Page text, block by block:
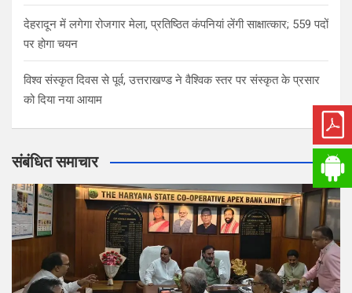
देहरादून में लगेगा रोजगार मेला, प्रतिष्ठित कंपनियां लेंगी साक्षात्कार; 559 पदों
पर होगा चयन
विश्व संस्कृत दिवस से पूर्व, उत्तराखण्ड ने वैश्विक स्तर पर संस्कृत के प्रसार
को दिया नया आयाम
संबंधित समाचार